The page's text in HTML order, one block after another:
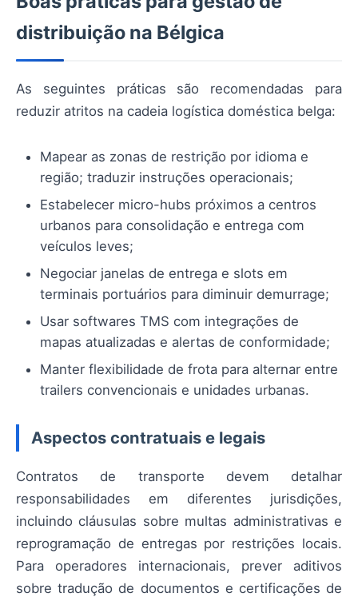
distribuição na Bélgica
As seguintes práticas são recomendadas para
reduzir atritos na cadeia logística doméstica belga:
Mapear as zonas de restrição por idioma e
região; traduzir instruções operacionais;
Estabelecer micro-hubs próximos a centros
urbanos para consolidação e entrega com
veículos leves;
Negociar janelas de entrega e slots em
terminais portuários para diminuir demurrage;
Usar softwares TMS com integrações de
mapas atualizadas e alertas de conformidade;
Manter flexibilidade de frota para alternar entre
trailers convencionais e unidades urbanas.
Aspectos contratuais e legais
Contratos de transporte devem detalhar
responsabilidades em diferentes jurisdições,
incluindo cláusulas sobre multas administrativas e
reprogramação de entregas por restrições locais.
Para operadores internacionais, prever aditivos
sobre tradução de documentos e certificações de